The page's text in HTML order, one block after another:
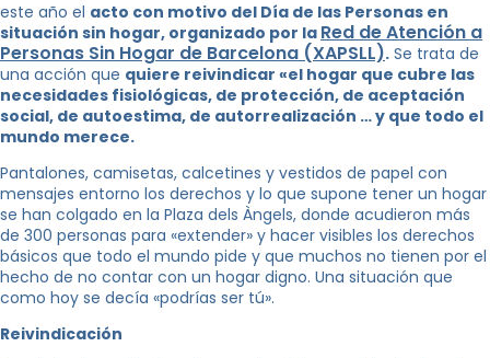
este año el acto con motivo del Día de las Personas en
situación sin hogar, organizado por la Red de Atención a
Personas Sin Hogar de Barcelona (XAPSLL). Se trata de
una acción que quiere reivindicar «el hogar que cubre las
necesidades fisiológicas, de protección, de aceptación
social, de autoestima, de autorrealización … y que todo el
mundo merece.
Pantalones, camisetas, calcetines y vestidos de papel con
mensajes entorno los derechos y lo que supone tener un hogar
se han colgado en la Plaza dels Àngels, donde acudieron más
de 300 personas para «extender» y hacer visibles los derechos
básicos que todo el mundo pide y que muchos no tienen por el
hecho de no contar con un hogar digno. Una situación que
como hoy se decía «podrías ser tú».
Reivindicación